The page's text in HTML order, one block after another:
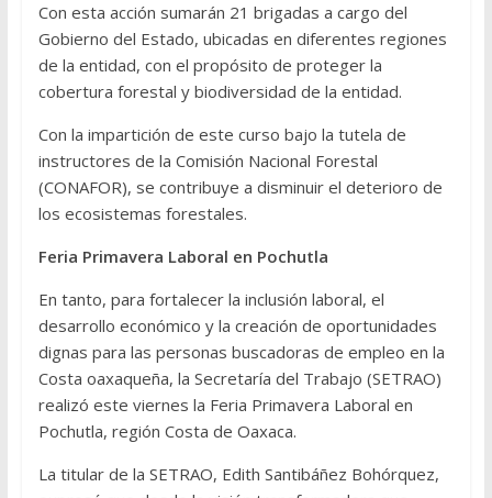
Con esta acción sumarán 21 brigadas a cargo del
Gobierno del Estado, ubicadas en diferentes regiones
de la entidad, con el propósito de proteger la
cobertura forestal y biodiversidad de la entidad.
Con la impartición de este curso bajo la tutela de
instructores de la Comisión Nacional Forestal
(CONAFOR), se contribuye a disminuir el deterioro de
los ecosistemas forestales.
Feria Primavera Laboral en Pochutla
En tanto, para fortalecer la inclusión laboral, el
desarrollo económico y la creación de oportunidades
dignas para las personas buscadoras de empleo en la
Costa oaxaqueña, la Secretaría del Trabajo (SETRAO)
realizó este viernes la Feria Primavera Laboral en
Pochutla, región Costa de Oaxaca.
La titular de la SETRAO, Edith Santibáñez Bohórquez,